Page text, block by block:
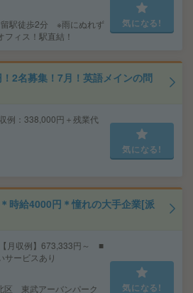
駅徒歩2分 ※雨にぬれず
ィス！駅直結！
気になる!
2名募集！7月！英語メインの問
：338,000円＋残業代
気になる!
時給4000円＊憧れの大手企業[派
月収例】673,333円～ ■
サービスあり
区 東武アーバンパーク
気になる!